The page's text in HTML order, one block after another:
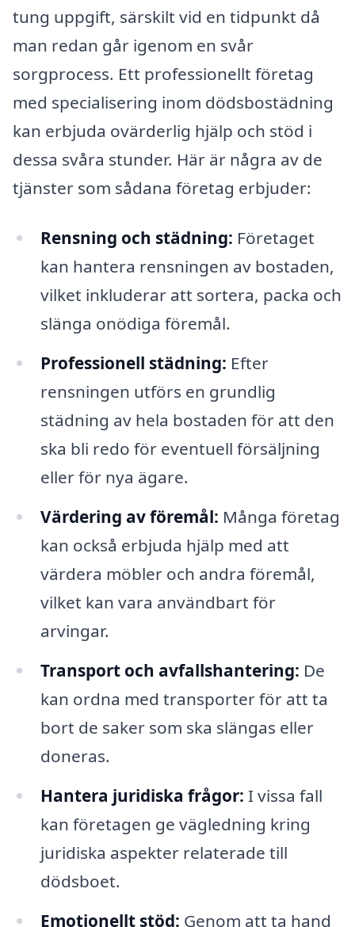
tung uppgift, särskilt vid en tidpunkt då
man redan går igenom en svår
sorgprocess. Ett professionellt företag
med specialisering inom dödsbostädning
kan erbjuda ovärderlig hjälp och stöd i
dessa svåra stunder. Här är några av de
tjänster som sådana företag erbjuder:
Rensning och städning: Företaget
kan hantera rensningen av bostaden,
vilket inkluderar att sortera, packa och
slänga onödiga föremål.
Professionell städning: Efter
rensningen utförs en grundlig
städning av hela bostaden för att den
ska bli redo för eventuell försäljning
eller för nya ägare.
Värdering av föremål: Många företag
kan också erbjuda hjälp med att
värdera möbler och andra föremål,
vilket kan vara användbart för
arvingar.
Transport och avfallshantering: De
kan ordna med transporter för att ta
bort de saker som ska slängas eller
doneras.
Hantera juridiska frågor: I vissa fall
kan företagen ge vägledning kring
juridiska aspekter relaterade till
dödsboet.
Emotionellt stöd: Genom att ta hand